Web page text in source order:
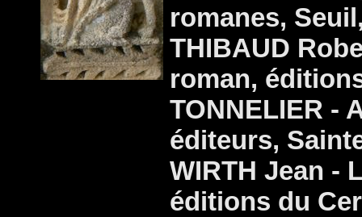
romanes,
THIBAUD
roman,
TONNELIER -
éditeurs,
WIRTH Jean -
éditions du